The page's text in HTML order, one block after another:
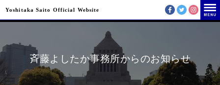
Yoshitaka Saito Official Website
斉藤よしたか事務所からのお知らせ